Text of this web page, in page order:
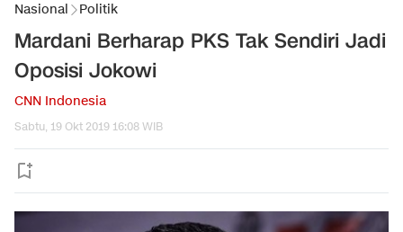
Nasional Politik
Mardani Berharap PKS Tak Sendiri Jadi
Oposisi Jokowi
CNN Indonesia
Sabtu, 19 Okt 2019 16:08 WIB